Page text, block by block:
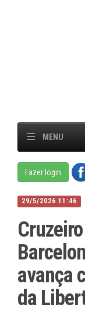
MENU
Fazer login
29/5/2026 11:46
avança
da